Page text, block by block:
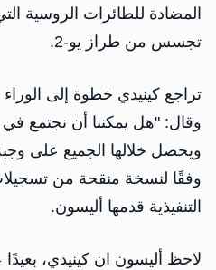
المضادة للطائرات الروسية
تجسس من طراز يو-2.
تراجع كينيدي خطوة إلى
وقال: "هل يمكننا أن نجتمع في
ويحصل خلالها الجميع على
وفقًا لنسخة منقحة من
التنفيذية قدمها أليسون.
لاحظ أليسون ان كينيدي،